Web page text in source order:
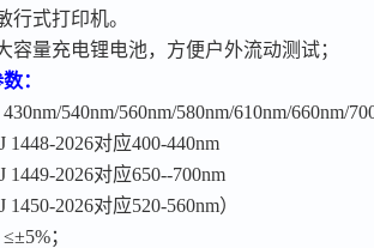
行式打印机。
容量充电锂电池，方便户外流动测试；
：
430nm/540nm/560nm/580nm/610nm/660nm/
1448-2026对应400-440nm
1449-2026对应650--700nm
1450-2026对应520-560nm）
≤±5%；